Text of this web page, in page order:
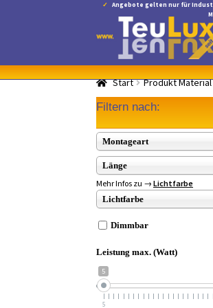
Angebote gelten nur für
Navigation
springen
Inhalt
springen
Start Produkt Material
Filtern nach:
Montageart
Länge
Mehr Infos zu →Lichtfarbe
Lichtfarbe
Dimmbar
Leistung max. (Watt)
5
5